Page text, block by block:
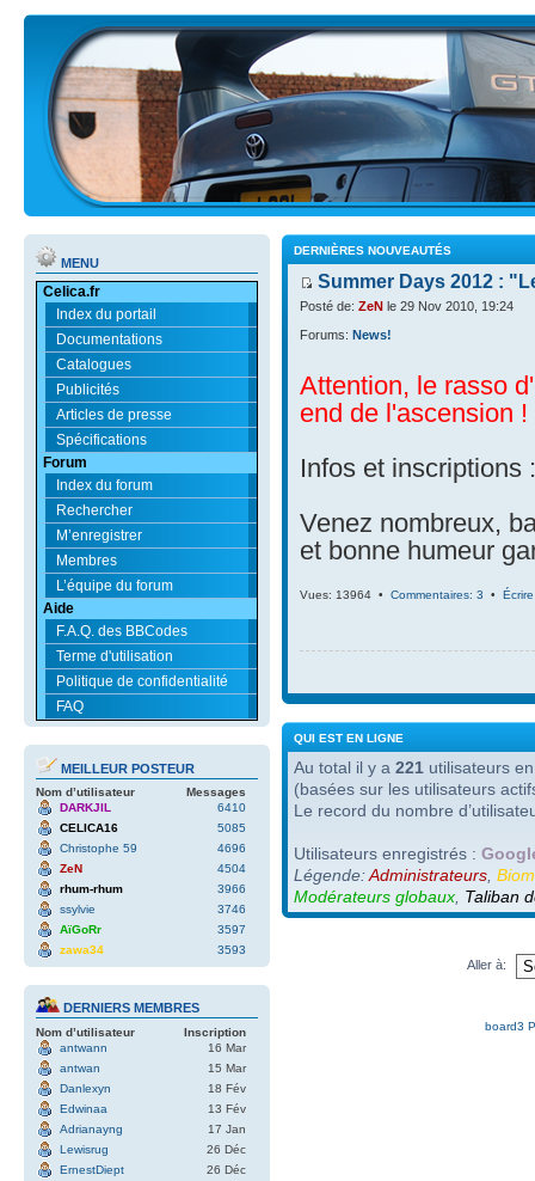
MENU
Celica.fr
Index du portail
Documentations
Catalogues
Publicités
Articles de presse
Spécifications
Forum
Index du forum
Rechercher
M’enregistrer
Membres
L’équipe du forum
Aide
F.A.Q. des BBCodes
Terme d'utilisation
Politique de confidentialité
FAQ
MEILLEUR POSTEUR
Nom d’utilisateur
Messages
DARKJIL
6410
CELICA16
5085
Christophe 59
4696
ZeN
4504
rhum-rhum
3966
ssylvie
3746
AïGoRr
3597
zawa34
3593
DERNIERS MEMBRES
Nom d’utilisateur
Inscription
antwann
16 Mar
antwan
15 Mar
Danlexyn
18 Fév
Edwinaa
13 Fév
Adrianayng
17 Jan
Lewisrug
26 Déc
ErnestDiept
26 Déc
DERNIÈRES NOUVEAUTÉS
Summer Days 2012 :
Posté de: ZeN le 29 Nov 2010, 19:24
Forums: News!
Attention, le rasso
end de l'ascension !
Infos et inscriptions
Venez nombreux,
et bonne humeur
Vues: 13964 • Commentaires: 3 •
QUI EST EN LIGNE
Au total il y a 221 utilisateurs
(basées sur les utilisateurs
Le record du nombre
Utilisateurs enregistrés :
Légende:Administrateurs
Modérateurs globaux Taliban
Aller à:
board3